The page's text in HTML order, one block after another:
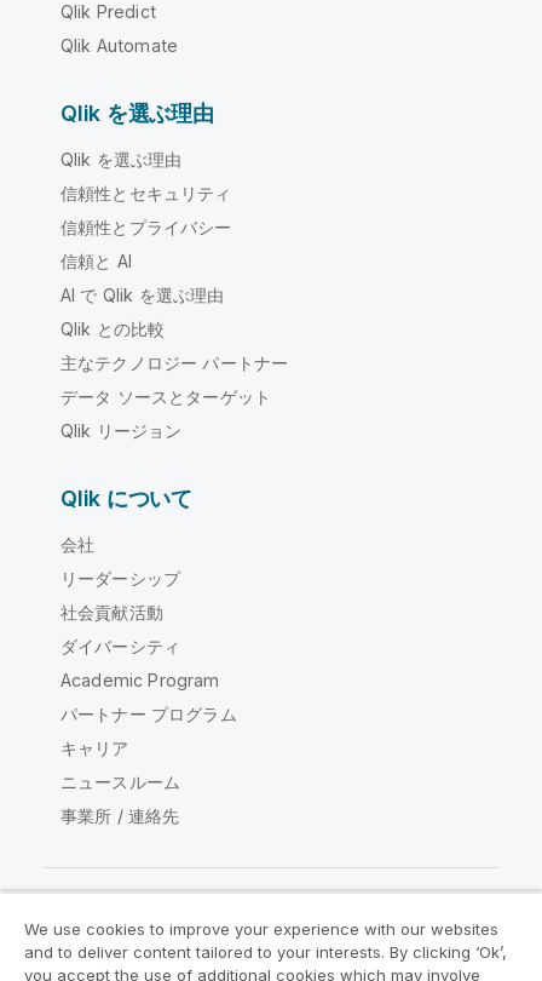
Qlik Predict
Qlik Automate
Qlik を選ぶ理由
Qlik を選ぶ理由
信頼性とセキュリティ
信頼性とプライバシー
信頼と AI
AI で Qlik を選ぶ理由
Qlik との比較
主なテクノロジー パートナー
データ ソースとターゲット
Qlik リージョン
Qlik について
会社
リーダーシップ
社会貢献活動
ダイバーシティ
Academic Program
パートナー プログラム
キャリア
ニュースルーム
事業所 / 連絡先
Qlik コミュニティ
We use cookies to improve your experience with our websites
and to deliver content tailored to your interests. By clicking ‘Ok’,
you accept the use of additional cookies which may involve